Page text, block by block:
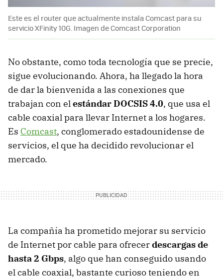
Este es el router que actualmente instala Comcast para su
servicio XFinity 10G. Imagen de Comcast Corporation
No obstante, como toda tecnología que se precie,
sigue evolucionando. Ahora, ha llegado la hora
de dar la bienvenida a las conexiones que
trabajan con elestándar DOCSIS 4.0, que usa el
cable coaxial para llevar Internet a los hogares.
Es Comcast, conglomerado estadounidense de
servicios, el que ha decidido revolucionar el
mercado.
La compañía ha prometido mejorar su servicio
de Internet por cable para ofrecerdescargas de
hasta 2 Gbps, algo que han conseguido usando
el cable coaxial, bastante curioso teniendo en